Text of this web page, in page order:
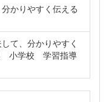
かりやすく伝える
て、分かりやすく
小学校 学習指導